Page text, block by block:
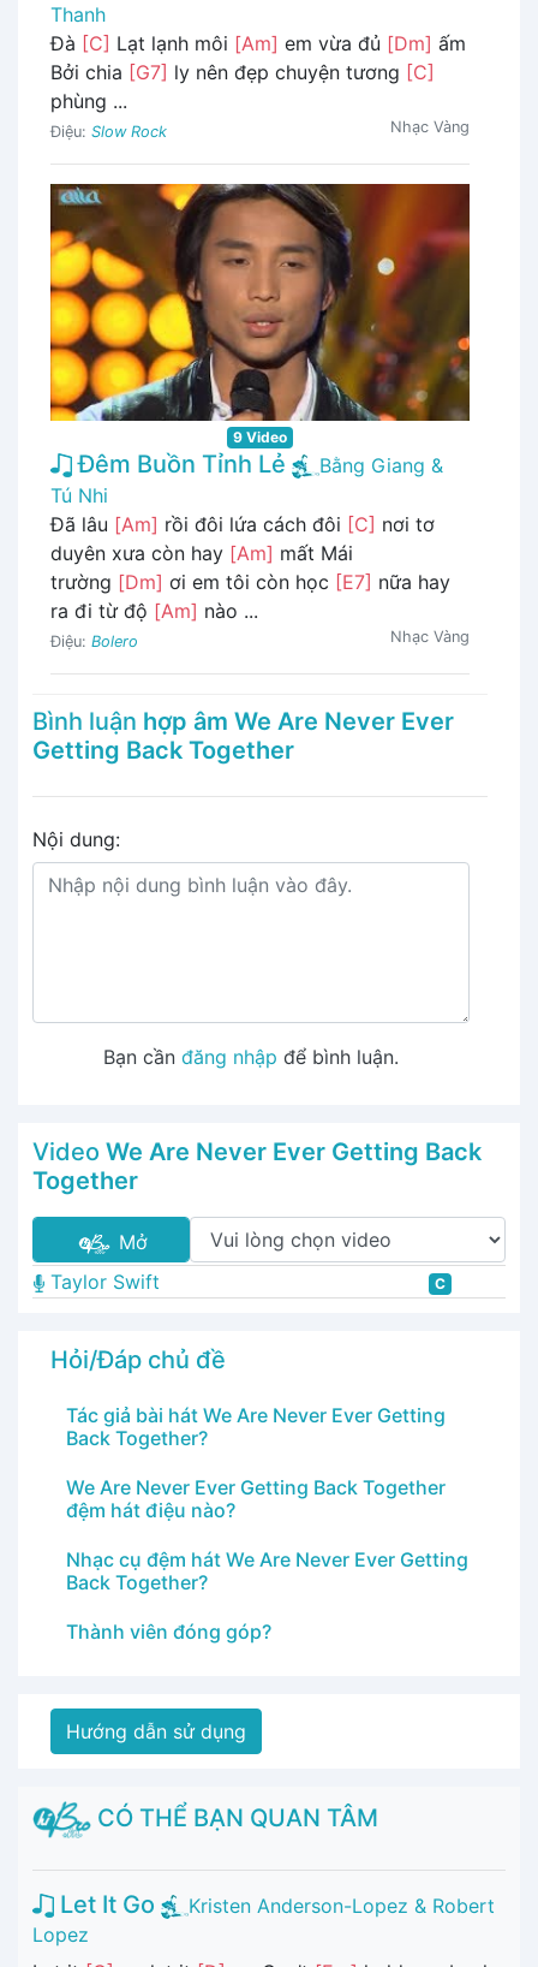
Thanh
Đà [C] Lạt lạnh môi [Am] em vừa đủ [Dm] ấm
Bởi chia [G7] ly nên đẹp chuyện tương [C]
phùng ...
Điệu: Slow Rock Nhạc Vàng
9 Video
Đêm Buồn Tỉnh Lẻ
Bằng Giang &
Tú Nhi
Đã lâu [Am] rồi đôi lứa cách đôi [C] nơi tơ
duyên xưa còn hay [Am] mất Mái
trường [Dm] ơi em tôi còn học [E7] nữa hay
ra đi từ độ [Am] nào ...
Điệu: Bolero Nhạc Vàng
Bình luận hợp âm We Are Never Ever
Getting Back Together
Nội dung:
Bạn cần đăng nhập để bình luận.
Video We Are Never Ever Getting Back
Together
Mở
Taylor Swift
C
Hỏi/Đáp chủ đề
Tác giả bài hát We Are Never Ever Getting
Back Together?
We Are Never Ever Getting Back Together
đệm hát điệu nào?
Nhạc cụ đệm hát We Are Never Ever Getting
Back Together?
Thành viên đóng góp?
Hướng dẫn sử dụng
CÓ THỂ BẠN QUAN TÂM
Let It Go
Kristen Anderson-Lopez & Robert
Lopez